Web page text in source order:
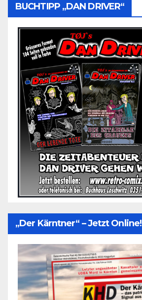
BUCHTIPP „DAN DRIVER“
„Der Kärntner“ – Jetzt Online!